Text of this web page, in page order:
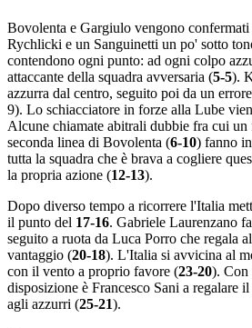
Bovolenta e Gargiulo vengono
Rychlicki e un Sanguinetti un po' sotto
contendono ogni punto: ad ogni colpo
attaccante della squadra avversaria (5-5).
azzurra dal centro, seguito poi da un
9). Lo schiacciatore in forze alla Lube
Alcune chiamate abitrali dubbie fra cui un
seconda linea di Bovolenta (6-10) fanno
tutta la squadra che è brava a cogliere
la propria azione (12-13).
Dopo diverso tempo a ricorrere l'Italia
il punto del 17-16. Gabriele Laurenzano
seguito a ruota da Luca Porro che regala
vantaggio (20-18). L'Italia si avvicina al
con il vento a proprio favore (23-20). Con
disposizione è Francesco Sani a regalare
agli azzurri (25-21).